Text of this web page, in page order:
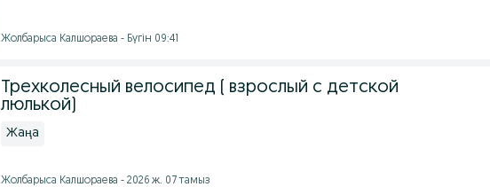
Жолбарыса Калшораева - Бүгін 09:41
Трехколесный велосипед ( взрослый с детской
люлькой)
Жаңа
Жолбарыса Калшораева - 2026 ж. 07 тамыз